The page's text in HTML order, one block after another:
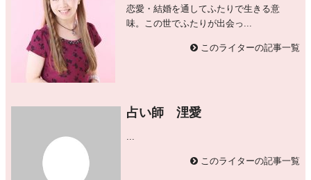
恋愛・結婚を通してふたりで生きる意
味。この世でふたりが出会っ...
このライターの記事一覧
占い師 浬愛
...
このライターの記事一覧